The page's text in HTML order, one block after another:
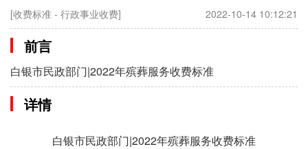
[收费标准 - 行政事业收费] 2022-10-14 10:12:21
前言
白银市民政部门|2022年殡葬服务收费标准
详情
白银市民政部门|2022年殡葬服务收费标准